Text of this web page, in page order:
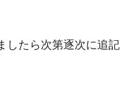
したら次第逐次に追記